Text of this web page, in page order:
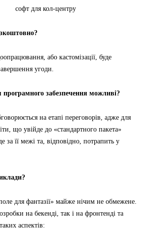
або кастомізації, буде
угоди.
забезпечення можливі?
на етапі переговорів, адже для
що увійде до «стандартного пакета»
за її межі та, відповідно, потрапить у
для фантазії» майже нічим не обмежене.
на бекенді, так і на фронтенді та
аспектів: